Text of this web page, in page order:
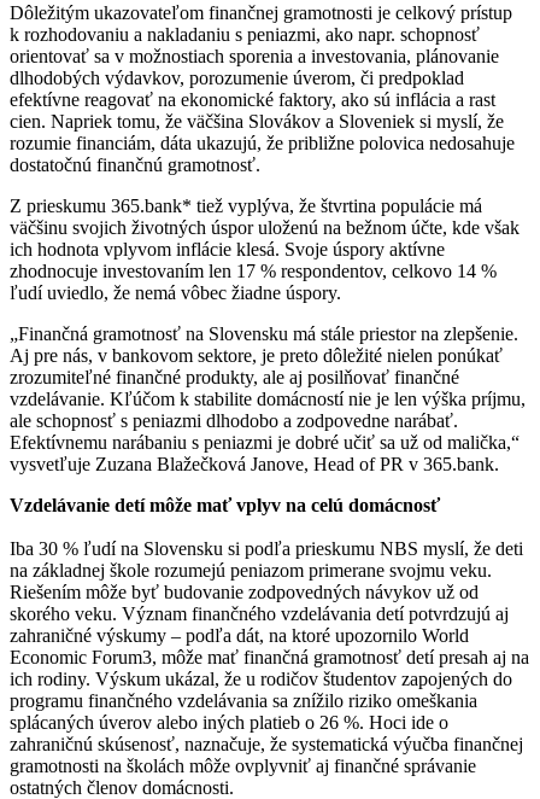
Dôležitým ukazovateľom finančnej gramotnosti je celkový prístup
k rozhodovaniu a nakladaniu s peniazmi, ako napr. schopnosť
orientovať sa v možnostiach sporenia a investovania, plánovanie
dlhodobých výdavkov, porozumenie úverom, či predpoklad
efektívne reagovať na ekonomické faktory, ako sú inflácia a rast
cien. Napriek tomu, že väčšina Slovákov a Sloveniek si myslí, že
rozumie financiám, dáta ukazujú, že približne polovica nedosahuje
dostatočnú finančnú gramotnosť.
Z prieskumu 365.bank* tiež vyplýva, že štvrtina populácie má
väčšinu svojich životných úspor uloženú na bežnom účte, kde však
ich hodnota vplyvom inflácie klesá. Svoje úspory aktívne
zhodnocuje investovaním len 17 % respondentov, celkovo 14 %
ľudí uviedlo, že nemá vôbec žiadne úspory.
„Finančná gramotnosť na Slovensku má stále priestor na zlepšenie.
Aj pre nás, v bankovom sektore, je preto dôležité nielen ponúkať
zrozumiteľné finančné produkty, ale aj posilňovať finančné
vzdelávanie. Kľúčom k stabilite domácností nie je len výška príjmu,
ale schopnosť s peniazmi dlhodobo a zodpovedne narábať.
Efektívnemu narábaniu s peniazmi je dobré učiť sa už od malička,“
vysvetľuje Zuzana Blažečková Janove, Head of PR v 365.bank.
Vzdelávanie detí môže mať vplyv na celú domácnosť
Iba 30 % ľudí na Slovensku si podľa prieskumu NBS myslí, že deti
na základnej škole rozumejú peniazom primerane svojmu veku.
Riešením môže byť budovanie zodpovedných návykov už od
skorého veku. Význam finančného vzdelávania detí potvrdzujú aj
zahraničné výskumy – podľa dát, na ktoré upozornilo World
Economic Forum3, môže mať finančná gramotnosť detí presah aj na
ich rodiny. Výskum ukázal, že u rodičov študentov zapojených do
programu finančného vzdelávania sa znížilo riziko omeškania
splácaných úverov alebo iných platieb o 26 %. Hoci ide o
zahraničnú skúsenosť, naznačuje, že systematická výučba finančnej
gramotnosti na školách môže ovplyvniť aj finančné správanie
ostatných členov domácnosti.